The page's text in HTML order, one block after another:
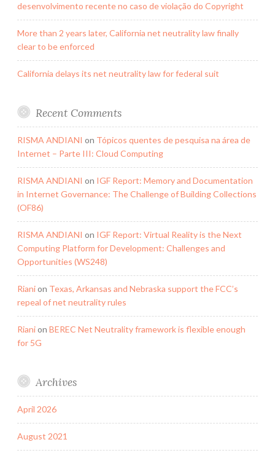
desenvolvimento recente no caso de violação do Copyright
More than 2 years later, California net neutrality law finally
clear to be enforced
California delays its net neutrality law for federal suit
Recent Comments
RISMA ANDIANI on Tópicos quentes de pesquisa na área de
Internet – Parte III: Cloud Computing
RISMA ANDIANI on IGF Report: Memory and Documentation
in Internet Governance: The Challenge of Building Collections
(OF86)
RISMA ANDIANI on IGF Report: Virtual Reality is the Next
Computing Platform for Development: Challenges and
Opportunities (WS248)
Rianion Texas, Arkansas and Nebraska support the FCC’s
repeal of net neutrality rules
Rianion BEREC Net Neutrality framework is flexible enough
for 5G
Archives
April 2026
August 2021